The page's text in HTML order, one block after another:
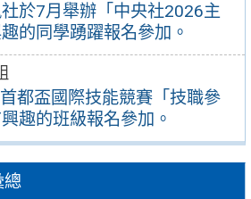
於7月舉辦「中央社2026主
的同學踴躍報名參加。
都盃國際技能競賽「技職參
趣的班級報名參加。
總